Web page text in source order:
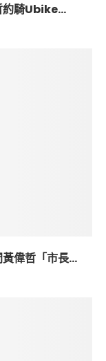
約騎Ubike...
偉哲「市長...